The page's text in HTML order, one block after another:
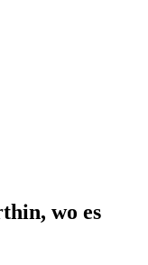
wo es